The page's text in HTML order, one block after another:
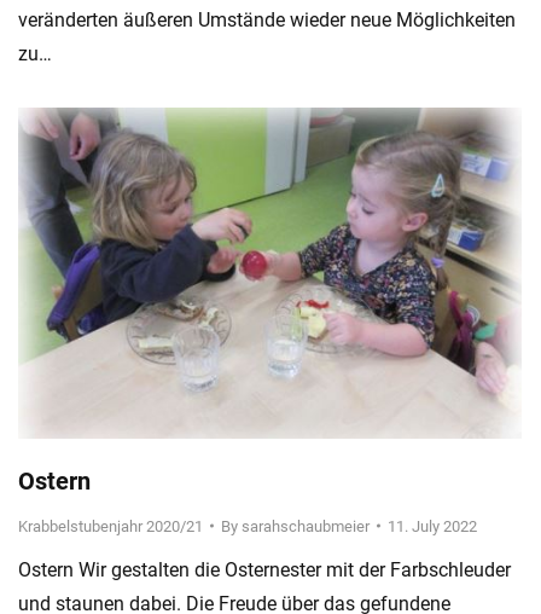
veränderten äußeren Umstände wieder neue Möglichkeiten
zu…
Ostern
Krabbelstubenjahr 2020/21 By sarahschaubmeier 11. July 2022
Ostern Wir gestalten die Osternester mit der Farbschleuder
und staunen dabei. Die Freude über das gefundene